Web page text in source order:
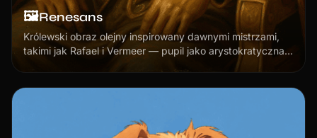
🖼️Renesans
Królewski obraz olejny inspirowany dawnymi mistrzami,
takimi jak Rafael i Vermeer — pupil jako arystokratyczna